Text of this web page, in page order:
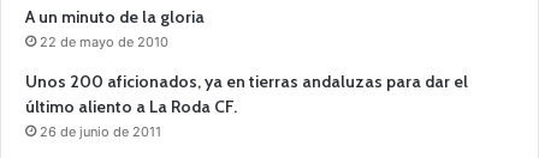
A un minuto de la gloria
22 de mayo de 2010
Unos 200 aficionados, ya en tierras andaluzas para dar el
último aliento a La Roda CF.
26 de junio de 2011